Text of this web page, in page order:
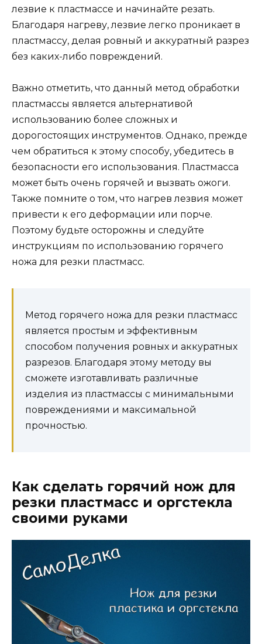
лезвие к пластмассе и начинайте резать.
Благодаря нагреву, лезвие легко проникает в
пластмассу, делая ровный и аккуратный разрез
без каких-либо повреждений.
Важно отметить, что данный метод обработки
пластмассы является альтернативой
использованию более сложных и
дорогостоящих инструментов. Однако, прежде
чем обратиться к этому способу, убедитесь в
безопасности его использования. Пластмасса
может быть очень горячей и вызвать ожоги.
Также помните о том, что нагрев лезвия может
привести к его деформации или порче.
Поэтому будьте осторожны и следуйте
инструкциям по использованию горячего
ножа для резки пластмасс.
Метод горячего ножа для резки пластмасс
является простым и эффективным
способом получения ровных и аккуратных
разрезов. Благодаря этому методу вы
сможете изготавливать различные
изделия из пластмассы с минимальными
повреждениями и максимальной
прочностью.
Как сделать горячий нож для
резки пластмасс и оргстекла
своими руками